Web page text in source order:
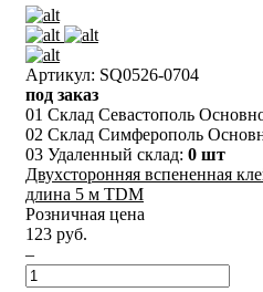
Артикул: SQ0526-0704
под заказ
01 Склад Севастополь
02 Склад Симферополь
03 Удаленный склад: 0 шт
Двухсторонняя вспененная
длина 5 м TDM
Розничная цена
123 руб.
–